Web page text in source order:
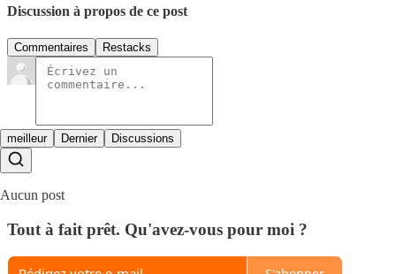
Discussion à propos de ce post
Commentaires Restacks
meilleur Dernier Discussions
Aucun post
Tout à fait prêt. Qu'avez-vous pour moi ?